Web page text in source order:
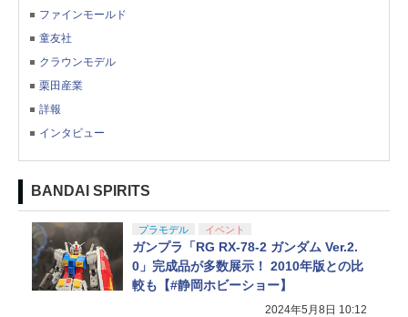
ファインモールド
童友社
クラウンモデル
栗田産業
詳報
インタビュー
BANDAI SPIRITS
プラモデル イベント
ガンプラ「RG RX-78-2 ガンダム Ver.2.
0」完成品が多数展示！ 2010年版との比
較も【#静岡ホビーショー】
2024年5月8日 10:12